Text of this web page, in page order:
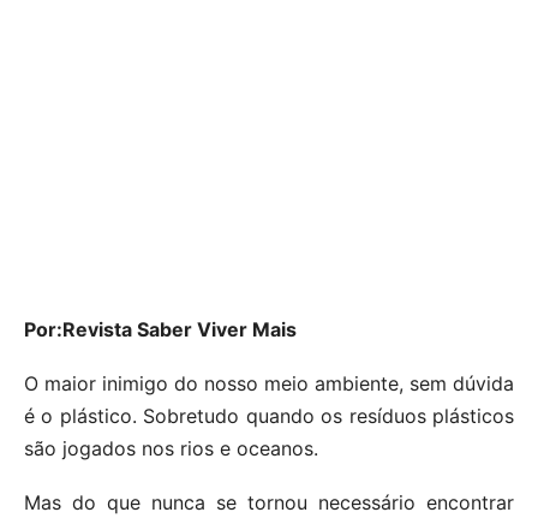
Por:Revista Saber Viver Mais
O maior inimigo do nosso meio ambiente, sem dúvida
é o plástico. Sobretudo quando os resíduos plásticos
são jogados nos rios e oceanos.
Mas do que nunca se tornou necessário encontrar